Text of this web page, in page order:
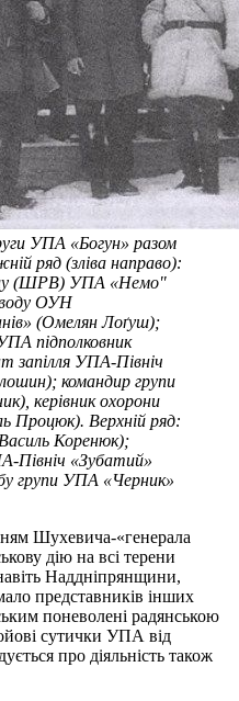
УПА «Богун» разом
ряд (зліва направо):
(ШРВ) УПА «Немо"
ОУН
(Омелян Лоґуш);
УПА підполковник
запілля УПА-Північ
командир групи
керівник охорони
Процюк). Верхній ряд:
Коренюк);
Північ «Зубатий»
групи УПА «Черник»
Шухевича-«генерала
дію на всі терени
Наддніпрянщини,
представників інших
поневолені радянською
сутички УПА від
про діяльність також